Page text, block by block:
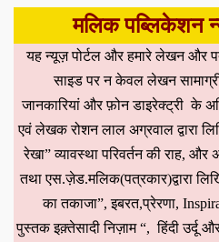
मलिक पब्लिकेशन
यह न्यूज़ पोर्टल और हमारे लेखन और
साइड पर न केवल लेखन
जानकारियां और फ़ोन डाइरेक्ट्री के
एवं लेखक रोशन लाल अग्रवाल द्वारा
रेखा” व्यावस्था परिवर्तन की राह,
तथा एस.ज़ेड.मलिक(पत्रकार)द्वारा
का तकाजा”, इबरत,प्रेरणा,
पुस्तक इक़्तेसादी निज़ाम “, हिंदी उर्दू